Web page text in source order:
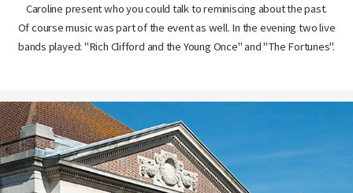
Caroline present who you could talk to reminiscing about the past.
Of course music was part of the event as well. In the evening two live
bands played: "Rich Clifford and the Young Once" and "The Fortunes".